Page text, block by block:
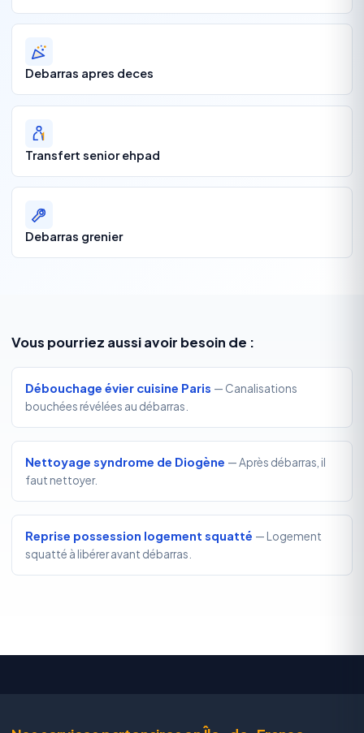
Debarras apres deces
Transfert senior ehpad
Debarras grenier
Vous pourriez aussi avoir besoin de :
Débouchage évier cuisine Paris — Canalisations
bouchées révélées au débarras.
Nettoyage syndrome de Diogène — Après débarras, il
faut nettoyer.
Reprise possession logement squatté — Logement
squatté à libérer avant débarras.